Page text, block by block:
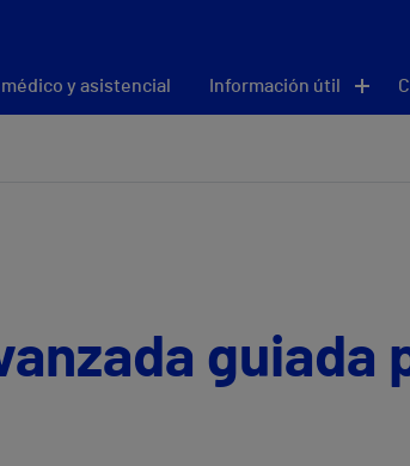
y asistencial Información útil
guiada